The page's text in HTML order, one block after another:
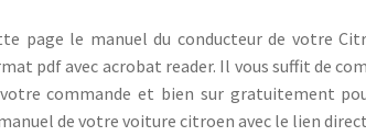
page le manuel du conducteur de votre
pdf avec acrobat reader. Il vous suffit de
commande et bien sur gratuitement
de votre voiture citroen avec le lien